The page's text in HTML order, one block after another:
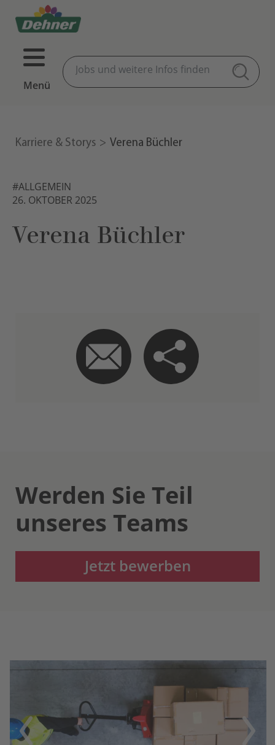
Menü
Karriere & Storys Verena Büchler
#ALLGEMEIN
26. OKTOBER 2025
Verena Büchler
Werden Sie Teil
unseres Teams
Jetzt bewerben
Previous Next